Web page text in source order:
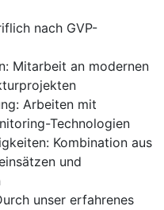
nach GVP-
Mitarbeit an modernen
Arbeiten mit
Technologien
Kombination aus
und
unser erfahrenes